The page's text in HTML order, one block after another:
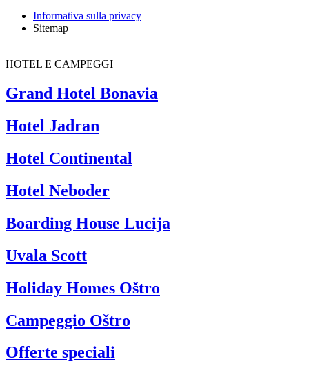
Informativa sulla privacy
Sitemap
HOTEL E CAMPEGGI
Grand Hotel Bonavia
Hotel Jadran
Hotel Continental
Hotel Neboder
Boarding House Lucija
Uvala Scott
Holiday Homes Oštro
Campeggio Oštro
Offerte speciali